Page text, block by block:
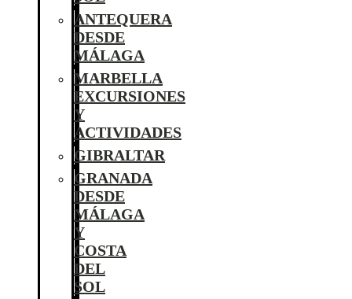
ANTEQUERA
DESDE
MÁLAGA
MARBELLA
EXCURSIONES
Y
ACTIVIDADES
GIBRALTAR
GRANADA
DESDE
MÁLAGA
Y
COSTA
DEL
SOL